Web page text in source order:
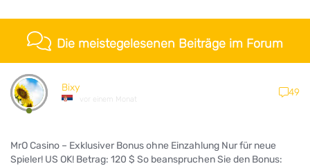
Die meistegelesenen Beiträge im Forum
Bixy
vor einem Monat
49
MrO Casino – Exklusiver Bonus ohne Einzahlung Nur für neue
Spieler! US OK! Betrag: 120 $ So beanspruchen Sie den Bonus: